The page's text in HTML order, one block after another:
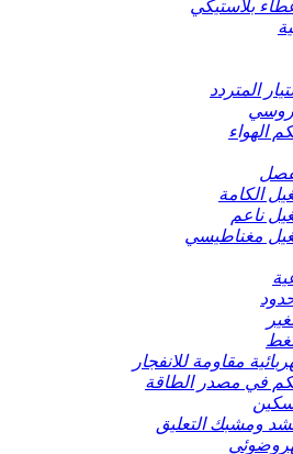
بلاستيكي
المتردد
الهواء
الكامة
ناعم
مغناطيسي
مقاومة للانفجار
في مصدر الطاقة
ومشبك التعليق